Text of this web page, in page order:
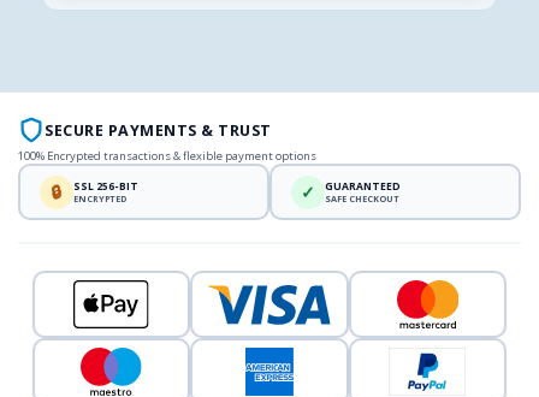
SECURE PAYMENTS & TRUST
100% Encrypted transactions & flexible payment options
🔒 SSL 256-BIT
ENCRYPTED ✓ GUARANTEED
SAFE CHECKOUT